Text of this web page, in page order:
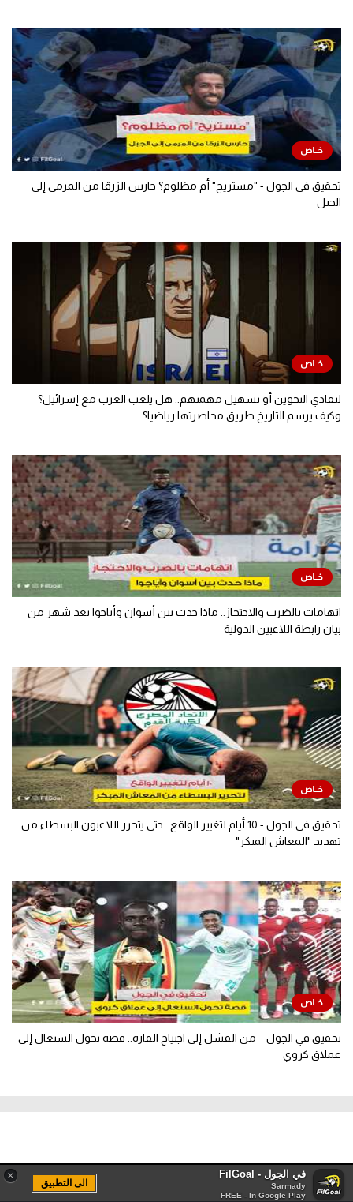
تحقيق في الجول - "مستريح" أم مظلوم؟ حارس الزرقا من المرمى إلى
الجبل
لتفادي التخوين أو تسهيل مهمتهم.. هل يلعب العرب مع إسرائيل؟
وكيف يرسم التاريخ طريق محاصرتها رياضيا؟
اتهامات بالضرب والاحتجاز.. ماذا حدث بين أسوان وأياجوا بعد شهر من
بيان رابطة اللاعبين الدولية
تحقيق في الجول - 10 أيام لتغيير الواقع.. حتى يتحرر اللاعبون البسطاء من
تهديد "المعاش المبكر"
تحقيق في الجول – من الفشل إلى اجتياح القارة.. قصة تحول السنغال إلى
عملاق كروي
× في الجول - FilGoal
Sarmady
FREE - In Google Play
الى التطبيق